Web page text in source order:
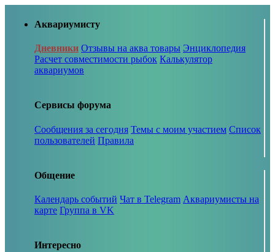
Аквариумисту
Дневники Отзывы на аква товары Энциклопедия
Расчет совместимости рыбок Калькулятор
аквариумов
Сервисы форума
Сообщения за сегодня Темы с моим участием Список
пользователей Правила
Общение
Календарь событий Чат в Telegram Аквариумисты на
карте Группа в VK
Интересно